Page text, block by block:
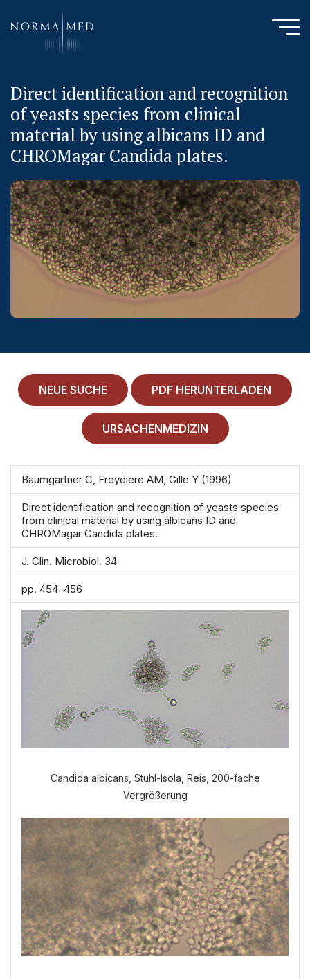
HOME
NEUES ZU SCHLAFSTÖRUNGEN
UNSERE METHODE
URSACHENMEDIZIN
UNSERE CHECK UPS
PUBLIKATIONEN
LITERATURDATENBANK MIKROBIOLOGIE
KONTAKTIEREN SIE UNS
MEDICAL HISTORY
IMPRESSUM
ALLGEMEINE GESCHÄFTSBEDINGUNGEN
NORMAMED SERVICE
In den Ministergärten 1,
10117 Berlin
49 30 212 34 36 300
service@normamed.com
Direct identification and recognition
of yeasts species from clinical
material by using albicans ID and
CHROMagar Candida plates.
NEUE SUCHE PDF HERUNTERLADEN
URSACHENMEDIZIN
Baumgartner C, Freydiere AM, Gille Y (1996)
Direct identification and recognition of yeasts species
from clinical material by using albicans ID and
CHROMagar Candida plates.
J. Clin. Microbiol. 34
pp. 454–456
Candida albicans, Stuhl-Isola, Reis, 200-fache
Vergrößerung